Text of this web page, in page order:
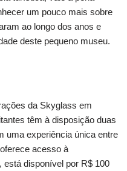
um pouco mais sobre
ao longo dos anos e
deste pequeno museu.
da Skyglass em
têm à disposição duas
uma experiência única entre
acesso à
está disponível por R$ 100